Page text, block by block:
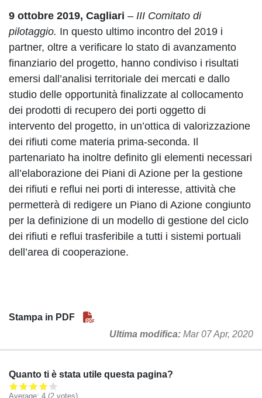
9 ottobre 2019, Cagliari – III Comitato di
pilotaggio. In questo ultimo incontro del 2019 i
partner, oltre a verificare lo stato di avanzamento
finanziario del progetto, hanno condiviso i risultati
emersi dall’analisi territoriale dei mercati e dallo
studio delle opportunità finalizzate al collocamento
dei prodotti di recupero dei porti oggetto di
intervento del progetto, in un’ottica di valorizzazione
dei rifiuti come materia prima-seconda. Il
partenariato ha inoltre definito gli elementi necessari
all’elaborazione dei Piani di Azione per la gestione
dei rifiuti e reflui nei porti di interesse, attività che
permetterà di redigere un Piano di Azione congiunto
per la definizione di un modello di gestione del ciclo
dei rifiuti e reflui trasferibile a tutti i sistemi portuali
dell’area di cooperazione.
Stampa in PDF
Ultima modifica Mar 07 Apr, 2020
Quanto ti è stata utile questa pagina?
Average: 4 (2 votes)